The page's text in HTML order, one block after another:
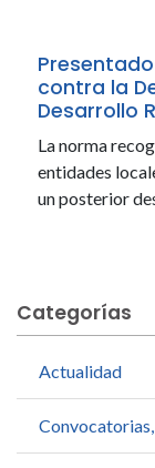
contra la
Desarrollo
La norma
entidades
un posterior
Categorías
Actualidad